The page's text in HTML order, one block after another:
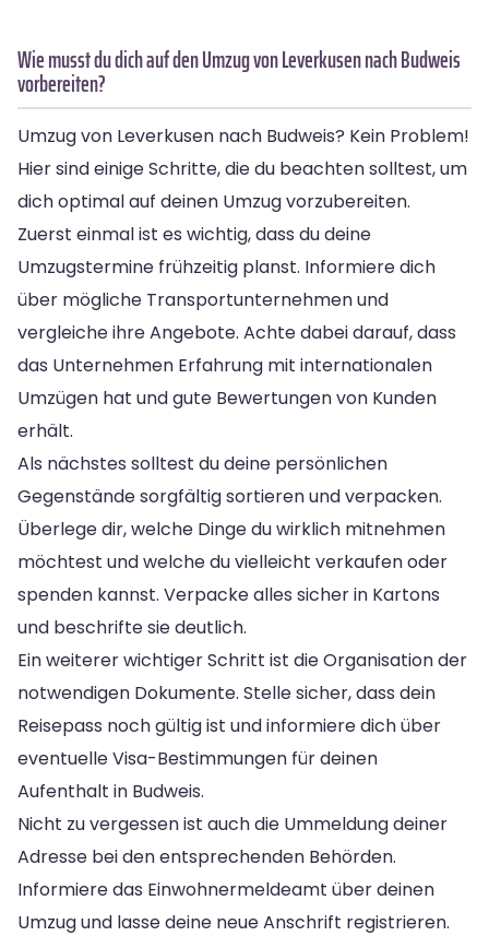
Wie musst du dich auf den Umzug von Leverkusen nach Budweis
vorbereiten?
Umzug von Leverkusen nach Budweis? Kein Problem!
Hier sind einige Schritte, die du beachten solltest, um
dich optimal auf deinen Umzug vorzubereiten.
Zuerst einmal ist es wichtig, dass du deine
Umzugstermine frühzeitig planst. Informiere dich
über mögliche Transportunternehmen und
vergleiche ihre Angebote. Achte dabei darauf, dass
das Unternehmen Erfahrung mit internationalen
Umzügen hat und gute Bewertungen von Kunden
erhält.
Als nächstes solltest du deine persönlichen
Gegenstände sorgfältig sortieren und verpacken.
Überlege dir, welche Dinge du wirklich mitnehmen
möchtest und welche du vielleicht verkaufen oder
spenden kannst. Verpacke alles sicher in Kartons
und beschrifte sie deutlich.
Ein weiterer wichtiger Schritt ist die Organisation der
notwendigen Dokumente. Stelle sicher, dass dein
Reisepass noch gültig ist und informiere dich über
eventuelle Visa-Bestimmungen für deinen
Aufenthalt in Budweis.
Nicht zu vergessen ist auch die Ummeldung deiner
Adresse bei den entsprechenden Behörden.
Informiere das Einwohnermeldeamt über deinen
Umzug und lasse deine neue Anschrift registrieren.